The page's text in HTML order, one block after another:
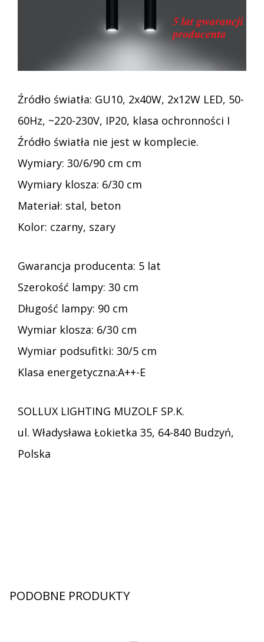
Źródło światła: GU10, 2x40W, 2x12W LED, 50-
60Hz, ~220-230V, IP20, klasa ochronności I
Źródło światła nie jest w komplecie.
Wymiary: 30/6/90 cm cm
Wymiary klosza: 6/30 cm
Materiał: stal, beton
Kolor: czarny, szary
Gwarancja producenta: 5 lat
Szerokość lampy: 30 cm
Długość lampy: 90 cm
Wymiar klosza: 6/30 cm
Wymiar podsufitki: 30/5 cm
Klasa energetyczna:A++-E
SOLLUX LIGHTING MUZOLF SP.K.
ul. Władysława Łokietka 35, 64-840 Budzyń,
Polska
PODOBNE PRODUKTY